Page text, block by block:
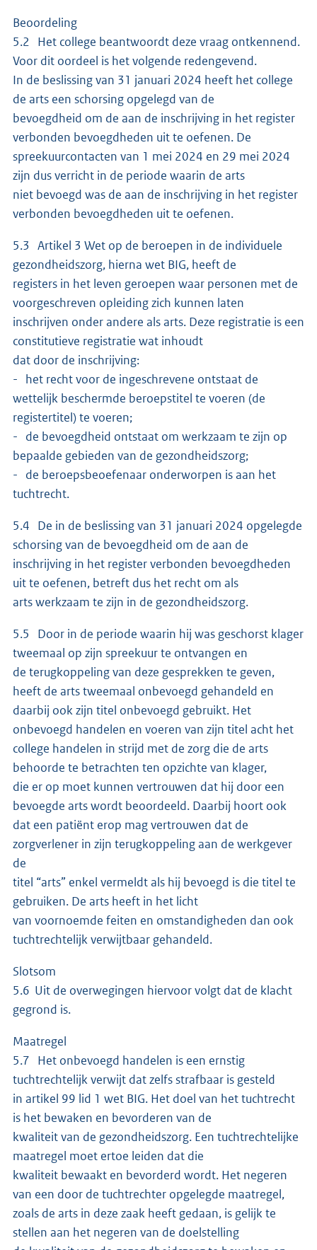
Beoordeling
5.2 Het college beantwoordt deze vraag ontkennend.
Voor dit oordeel is het volgende redengevend.
In de beslissing van 31 januari 2024 heeft het college
de arts een schorsing opgelegd van de
bevoegdheid om de aan de inschrijving in het register
verbonden bevoegdheden uit te oefenen. De
spreekuurcontacten van 1 mei 2024 en 29 mei 2024
zijn dus verricht in de periode waarin de arts
niet bevoegd was de aan de inschrijving in het register
verbonden bevoegdheden uit te oefenen.
5.3 Artikel 3 Wet op de beroepen in de individuele
gezondheidszorg, hierna wet BIG, heeft de
registers in het leven geroepen waar personen met de
voorgeschreven opleiding zich kunnen laten
inschrijven onder andere als arts. Deze registratie is een
constitutieve registratie wat inhoudt
dat door de inschrijving:
- het recht voor de ingeschrevene ontstaat de
wettelijk beschermde beroepstitel te voeren (de
registertitel) te voeren;
- de bevoegdheid ontstaat om werkzaam te zijn op
bepaalde gebieden van de gezondheidszorg;
- de beroepsbeoefenaar onderworpen is aan het
tuchtrecht.
5.4 De in de beslissing van 31 januari 2024 opgelegde
schorsing van de bevoegdheid om de aan de
inschrijving in het register verbonden bevoegdheden
uit te oefenen, betreft dus het recht om als
arts werkzaam te zijn in de gezondheidszorg.
5.5 Door in de periode waarin hij was geschorst klager
tweemaal op zijn spreekuur te ontvangen en
de terugkoppeling van deze gesprekken te geven,
heeft de arts tweemaal onbevoegd gehandeld en
daarbij ook zijn titel onbevoegd gebruikt. Het
onbevoegd handelen en voeren van zijn titel acht het
college handelen in strijd met de zorg die de arts
behoorde te betrachten ten opzichte van klager,
die er op moet kunnen vertrouwen dat hij door een
bevoegde arts wordt beoordeeld. Daarbij hoort ook
dat een patiënt erop mag vertrouwen dat de
zorgverlener in zijn terugkoppeling aan de werkgever
de
titel “arts” enkel vermeldt als hij bevoegd is die titel te
gebruiken. De arts heeft in het licht
van voornoemde feiten en omstandigheden dan ook
tuchtrechtelijk verwijtbaar gehandeld.
Slotsom
5.6 Uit de overwegingen hiervoor volgt dat de klacht
gegrond is.
Maatregel
5.7 Het onbevoegd handelen is een ernstig
tuchtrechtelijk verwijt dat zelfs strafbaar is gesteld
in artikel 99 lid 1 wet BIG. Het doel van het tuchtrecht
is het bewaken en bevorderen van de
kwaliteit van de gezondheidszorg. Een tuchtrechtelijke
maatregel moet ertoe leiden dat die
kwaliteit bewaakt en bevorderd wordt. Het negeren
van een door de tuchtrechter opgelegde maatregel,
zoals de arts in deze zaak heeft gedaan, is gelijk te
stellen aan het negeren van de doelstelling